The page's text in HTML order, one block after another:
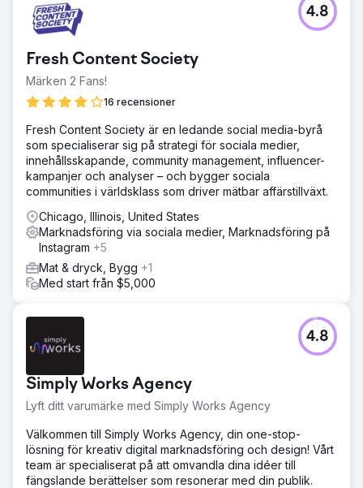
Fresh Content Society
Märken 2 Fans!
16 recensioner
4.8
Fresh Content Society är en ledande social media-byrå
som specialiserar sig på strategi för sociala medier,
innehållsskapande, community management, influencer-
kampanjer och analyser – och bygger sociala
communities i världsklass som driver mätbar affärstillväxt.
Chicago, Illinois, United States
Marknadsföring via sociala medier, Marknadsföring på
Instagram +5
Mat & dryck, Bygg +1
Med start från $5,000
Simply Works Agency
Lyft ditt varumärke med Simply Works Agency
4.8
Välkommen till Simply Works Agency, din one-stop-
lösning för kreativ digital marknadsföring och design! Vårt
team är specialiserat på att omvandla dina idéer till
fängslande berättelser som resonerar med din publik.